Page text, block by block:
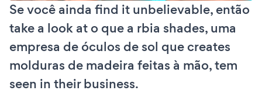
Se você ainda find it unbelievable, então
take a look at o que a rbia shades, uma
empresa de óculos de sol que creates
molduras de madeira feitas à mão, tem
seen in their business.